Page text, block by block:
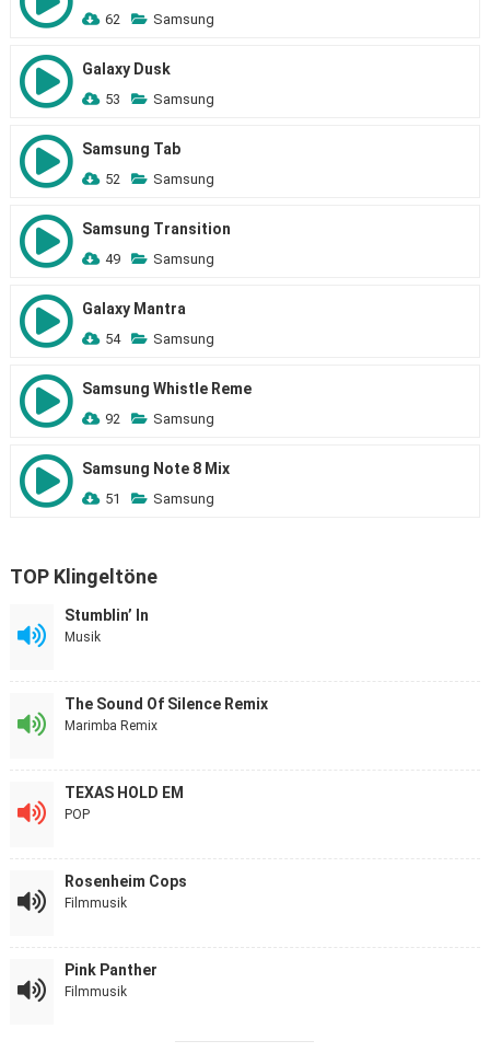
62 Samsung
Galaxy Dusk
53 Samsung
Samsung Tab
52 Samsung
Samsung Transition
49 Samsung
Galaxy Mantra
54 Samsung
Samsung Whistle Reme
92 Samsung
Samsung Note 8 Mix
51 Samsung
TOP Klingeltöne
Stumblin’ In
Musik
The Sound Of Silence Remix
Marimba Remix
TEXAS HOLD EM
POP
Rosenheim Cops
Filmmusik
Pink Panther
Filmmusik